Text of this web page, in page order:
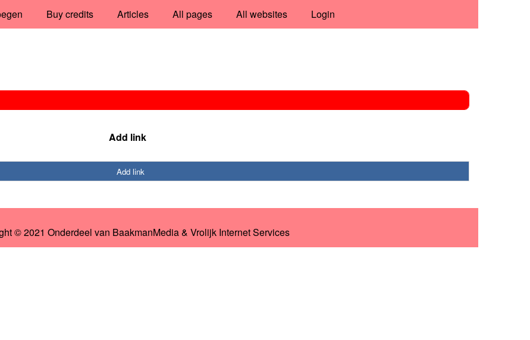
Buy credits Articles All pages All websites Login
Add link
Add link
© 2021 Onderdeel van BaakmanMedia& Vrolijk Internet Services